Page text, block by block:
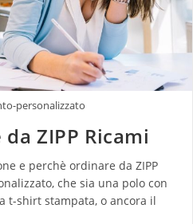
personalizzato
ZIPP Ricami
e perchè ordinare da ZIPP
che sia una polo con
t-shirt stampata, o ancora il